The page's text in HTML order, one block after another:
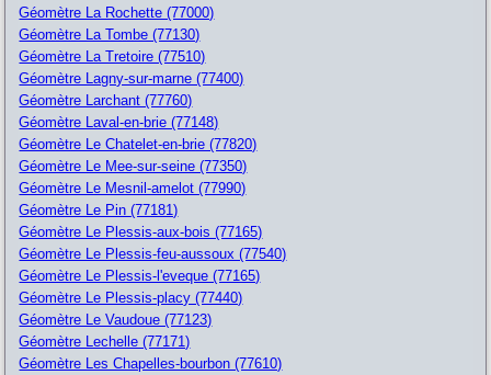
Géomètre La Rochette (77000)
Géomètre La Tombe (77130)
Géomètre La Tretoire (77510)
Géomètre Lagny-sur-marne (77400)
Géomètre Larchant (77760)
Géomètre Laval-en-brie (77148)
Géomètre Le Chatelet-en-brie (77820)
Géomètre Le Mee-sur-seine (77350)
Géomètre Le Mesnil-amelot (77990)
Géomètre Le Pin (77181)
Géomètre Le Plessis-aux-bois (77165)
Géomètre Le Plessis-feu-aussoux (77540)
Géomètre Le Plessis-l'eveque (77165)
Géomètre Le Plessis-placy (77440)
Géomètre Le Vaudoue (77123)
Géomètre Lechelle (77171)
Géomètre Les Chapelles-bourbon (77610)